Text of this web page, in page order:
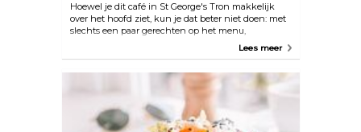
Hoewel je dit café in St George's Tron makkelijk
over het hoofd ziet, kun je dat beter niet doen: met
slechts een paar gerechten op het menu,
waaronder koffie, soep en scones, allemaal vers en
ter plekke gemaakt, is deze plek een toevluchtsoord
van de stad. Als sociale onderneming levert The
Wild Olive Tree ook een actieve bijdrage aan lokale
Lees meer